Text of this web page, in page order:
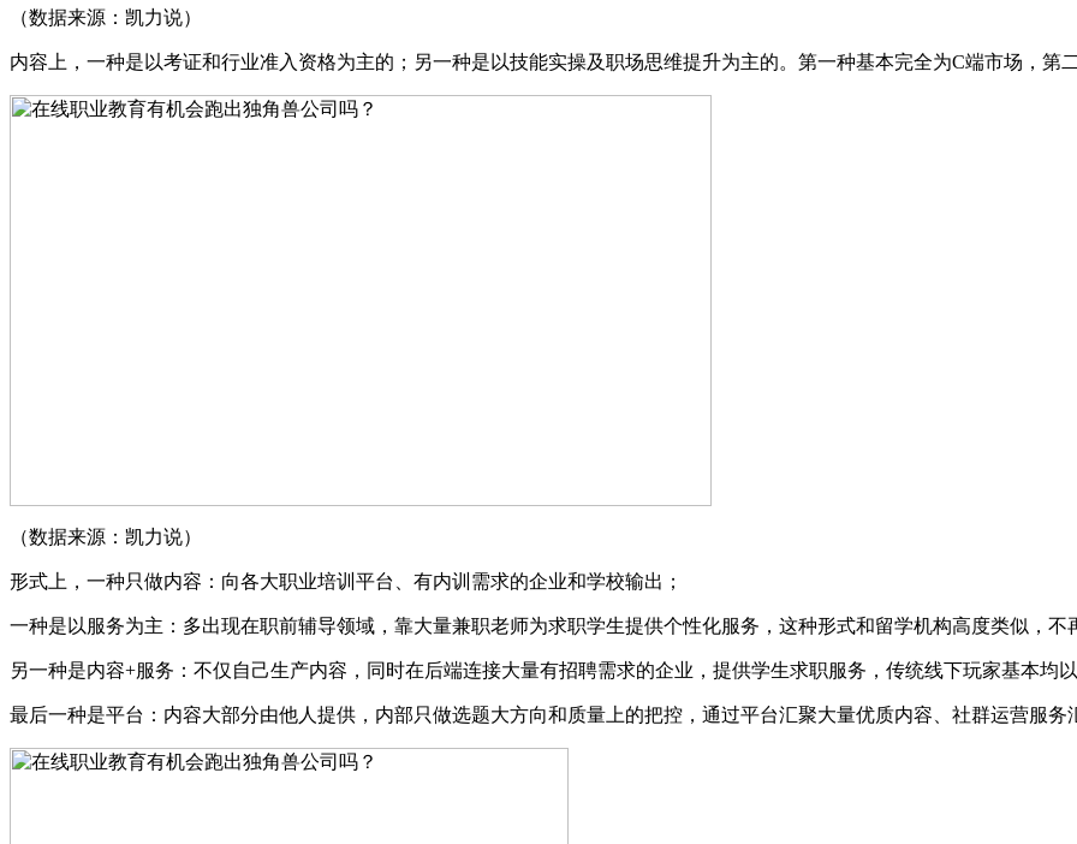
（数据来源：凯力说）
内容上，一种是以考证和行业准入资格为主的；另一种是以技能实操及职场思维提升为主的。第一种基本完全为C端市场，第
（数据来源：凯力说）
形式上，一种只做内容：向各大职业培训平台、有内训需求的企业和学校输出；
一种是以服务为主：多出现在职前辅导领域，靠大量兼职老师为求职学生提供个性化服务，这种形式和留学机构高度类似，不
另一种是内容+服务：不仅自己生产内容，同时在后端连接大量有招聘需求的企业，提供学生求职服务，传统线下玩家基本均
最后一种是平台：内容大部分由他人提供，内部只做选题大方向和质量上的把控，通过平台汇聚大量优质内容、社群运营服务